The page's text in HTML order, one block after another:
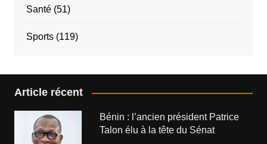
Santé(51)
Sports(119)
Article récent
Bénin : l’ancien président Patrice
Talon élu à la tête du Sénat